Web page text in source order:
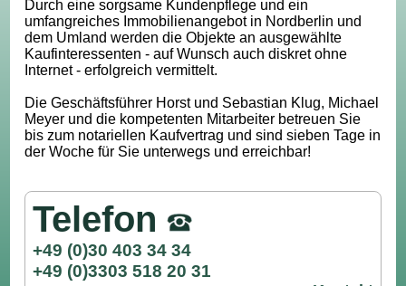
Durch eine sorgsame Kundenpflege und ein
umfangreiches Immobilienangebot in Nordberlin und
dem Umland werden die Objekte an ausgewählte
Kaufinteressenten - auf Wunsch auch diskret ohne
Internet - erfolgreich vermittelt.
Die Geschäftsführer Horst und Sebastian Klug, Michael
Meyer und die kompetenten Mitarbeiter betreuen Sie
bis zum notariellen Kaufvertrag und sind sieben Tage in
der Woche für Sie unterwegs und erreichbar!
Telefon
+49 (0)30 403 34 34
+49 (0)3303 518 20 31